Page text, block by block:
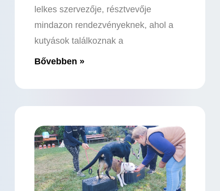
lelkes szervezője, résztvevője
mindazon rendezvényeknek, ahol a
kutyások találkoznak a
Bővebben »